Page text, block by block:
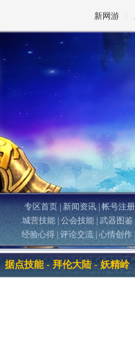
新网游
专区首页|新闻资讯|帐号注册
城营技能 公会技能 武器图鉴
经验心得 评论交流 心情创作
据点技能 - 拜伦大陆 - 妖精岭